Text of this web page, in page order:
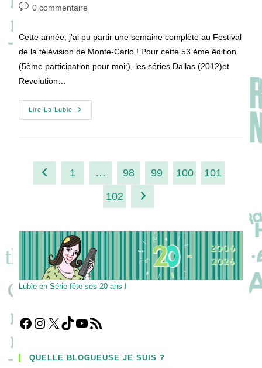
de
publiée :
Commentaires
0 commentaire
Cette année, j'ai pu partir une semaine complète au Festival
de la télévision de Monte-Carlo ! Pour cette 53 ème édition
(5ème participation pour moi:), les séries Dallas (2012)et
Revolution…
Lire La Lubie
Festival
De
2013
Go to the previous page
1 … 98 99 100
101
102
Aller à la page suivante
Lubie en Série fête ses 20 ans !
Facebook
Instagram
X TikTokYouTube
Flux RSS
QUELLE BLOGUEUSE JE SUIS ?